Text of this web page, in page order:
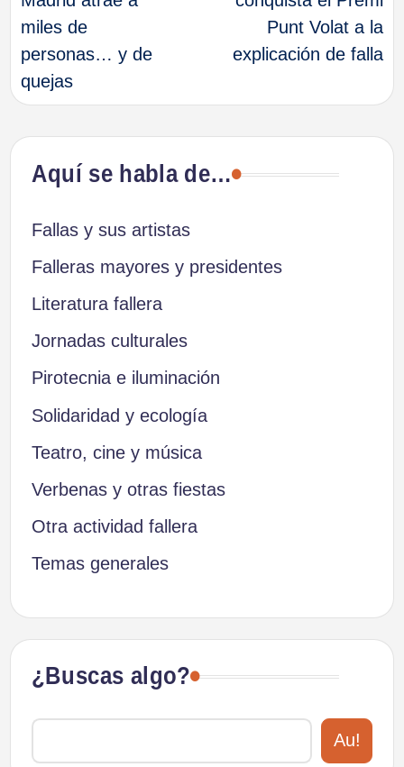
entradas
miles de
personas… y de
quejas
Punt Volat a la
explicación de falla
Aquí se habla de…
Fallas y sus artistas
Falleras mayores y presidentes
Literatura fallera
Jornadas culturales
Pirotecnia e iluminación
Solidaridad y ecología
Teatro, cine y música
Verbenas y otras fiestas
Otra actividad fallera
Temas generales
¿Buscas algo?
Au!